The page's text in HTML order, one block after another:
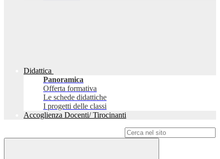
Didattica
Panoramica
Offerta formativa
Le schede didattiche
I progetti delle classi
Accoglienza Docenti/ Tirocinanti